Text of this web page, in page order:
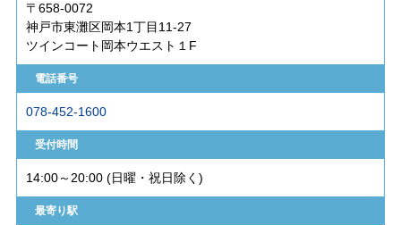
〒658-0072
神戸市東灘区岡本1丁目11-27
ツインコート岡本ウエスト１F
電話番号
078-452-1600
受付時間
14:00～20:00 (日曜・祝日除く)
最寄り駅